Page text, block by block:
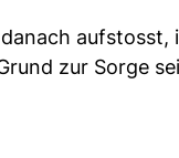
zur Sorge